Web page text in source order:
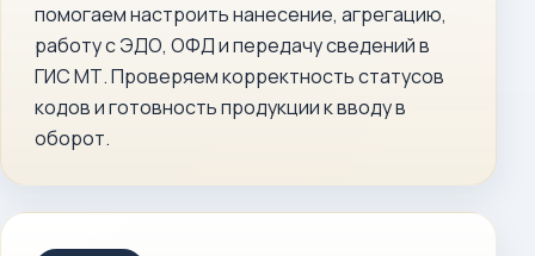
помогаем настроить нанесение, агрегацию,
работу с ЭДО, ОФД и передачу сведений в
ГИС МТ. Проверяем корректность статусов
кодов и готовность продукции к вводу в
оборот.